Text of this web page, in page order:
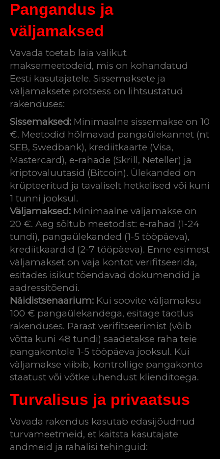
Pangandus ja
väljamaksed
Vavada toetab laia valikut
maksemeetodeid, mis on kohandatud
Eesti kasutajatele. Sissemaksete ja
väljamaksete protsess on lihtsustatud
rakenduses:
Sissemaksed: Minimaalne sissemakse on 10
€. Meetodid hõlmavad pangaülekannet (nt
SEB, Swedbank), krediitkaarte (Visa,
Mastercard), e-rahade (Skrill, Neteller) ja
kriptovaluutasid (Bitcoin). Ülekanded on
krüpteeritud ja tavaliselt hetkelised või kuni
1 tunni jooksul.
Väljamaksed: Minimaalne väljamakse on
20 €. Aeg sõltub meetodist: e-rahad (1-24
tundi), pangaülekanded (1-5 tööpäeva),
krediitkaardid (2-7 tööpäeva). Enne esimest
väljamakset on vaja kontot verifitseerida,
esitades isikut tõendavad dokumendid ja
aadressitõendi.
Näidistsenaarium: Kui soovite väljamaksu
100 € pangaülekandega, esitage taotlus
rakenduses. Pärast verifitseerimist (võib
võtta kuni 48 tundi) saadetakse raha teie
pangakontole 1-5 tööpäeva jooksul. Kui
väljamakse viibib, kontrollige pangakonto
staatust või võtke ühendust klienditoega.
Turvalisus ja privaatsus
Vavada rakendus kasutab edasijõudnud
turvameetmeid, et kaitsta kasutajate
andmeid ja rahalisi tehinguid: